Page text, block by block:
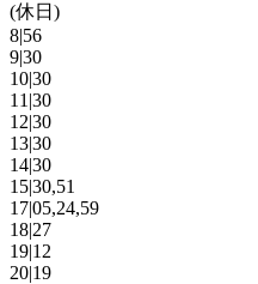
(休日)
8|56
9|30
10|30
11|30
12|30
13|30
14|30
15|30,51
17|05,24,59
18|27
19|12
20|19